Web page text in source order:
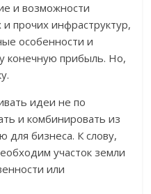
и возможности
прочих инфраструктур,
особенности и
конечную прибыль. Но,
идеи не по
и комбинировать из
бизнеса. К слову,
участок земли
или